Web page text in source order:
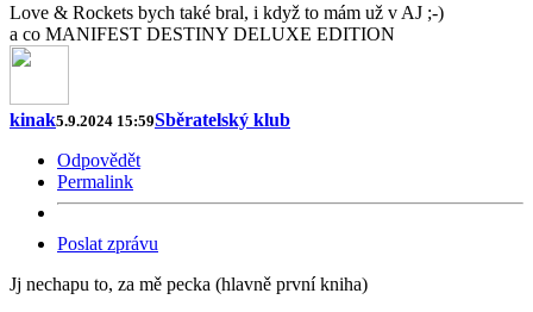
Love & Rockets bych také bral, i když to mám už v AJ ;-)
a co MANIFEST DESTINY DELUXE EDITION
kinak5.9.2024 15:59Sběratelský klub
Odpovědět
Permalink
Poslat zprávu
Jj nechapu to, za mě pecka (hlavně první kniha)